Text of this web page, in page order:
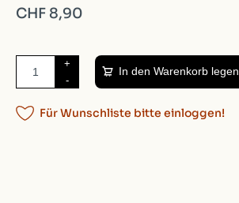
CHF 8,90
+
-
In den Warenkorb legen
Für Wunschliste bitte einloggen!